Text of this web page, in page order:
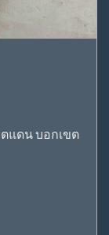
แดน บอกเขต